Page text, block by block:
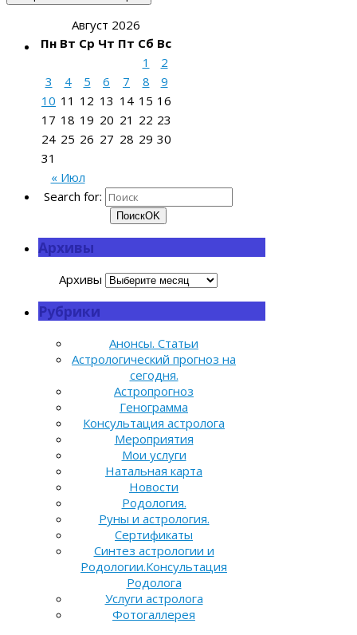
Август 2026
Пн Вт Ср Чт Пт Сб Вс
« Июл
1
2
3
4 5 6 7 8
9
10 11 12 13 14 15 16
17 18 19 20 21 22 23
24 25 26 27 28 29 30
31
Search for:
ПоискOK
Архивы
Архивы
Рубрики
Анонсы. Статьи
Астрологический прогноз на
сегодня.
Астропрогноз
Генограмма
Консультация астролога
Мероприятия
Мои услуги
Натальная карта
Новости
Родология.
Руны и астрология.
Сертификаты
Синтез астрологии и
Родологии.Консультация
Родолога
Услуги астролога
Фотогаллерея